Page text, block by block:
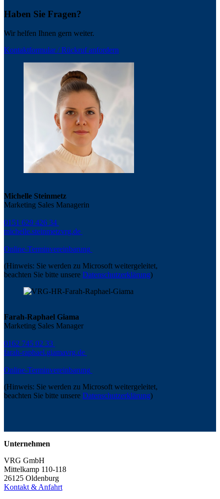
Haben Sie Fragen?
Wir helfen Ihnen gern weiter.
Kontaktformular / Rückruf anfordern
Michelle Steinmetz
Marketing Sales Managerin
0151 629 426 34
michelle.steinmetzvrg.de
Online-Terminvereinbarung
(Hinweis: Sie werden zu Microsoft weitergeleitet,
beachten Sie bitte unsere Datenschutzerklärung)
Farah-Raphael Giama
Marketing Sales Manager
0162 745 02 33
farah-raphael.giamavrg.de
Online-Terminvereinbarung
(Hinweis: Sie werden zu Microsoft weitergeleitet,
beachten Sie bitte unsere Datenschutzerklärung)
Unternehmen
VRG GmbH
Mittelkamp 110-118
26125 Oldenburg
Kontakt & Anfahrt